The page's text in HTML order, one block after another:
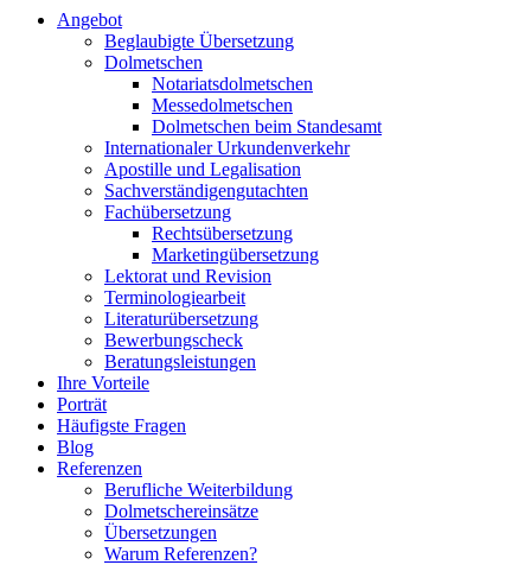
Angebot
Beglaubigte Übersetzung
Dolmetschen
Notariatsdolmetschen
Messedolmetschen
Dolmetschen beim Standesamt
Internationaler Urkundenverkehr
Apostille und Legalisation
Sachverständigengutachten
Fachübersetzung
Rechtsübersetzung
Marketingübersetzung
Lektorat und Revision
Terminologiearbeit
Literaturübersetzung
Bewerbungscheck
Beratungsleistungen
Ihre Vorteile
Porträt
Häufigste Fragen
Blog
Referenzen
Berufliche Weiterbildung
Dolmetschereinsätze
Übersetzungen
Warum Referenzen?